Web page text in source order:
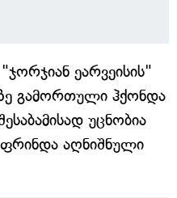
"ჯორჯიან ეარვეისის"
გამორთული ჰქონდა
უცნობია
აღნიშნული